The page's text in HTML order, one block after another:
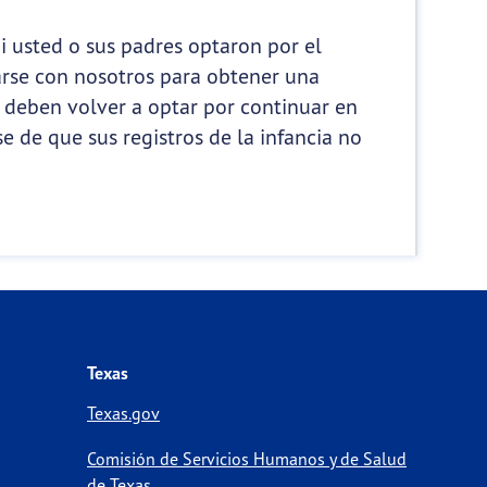
usted o sus padres optaron por el
con nosotros para obtener una
volver a optar por continuar en
de que sus registros de la infancia no
Texas
Texas.gov
Comisión de Servicios Humanos y de Salud